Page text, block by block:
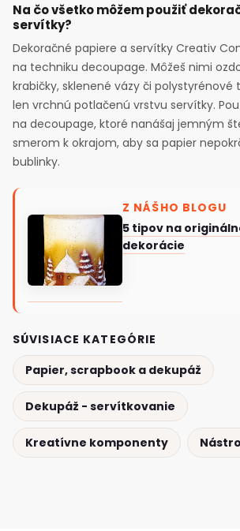
Na čo všetko môžem použiť
servítky?
Dekoračné papiere a servítky Creativ
na techniku decoupage. Môžeš nimi
krabičky, sklenené vázy či polystyrénové
len vrchnú potlačenú vrstvu servítky.
na decoupage, ktoré nanášaj jemným
smerom k okrajom, aby sa papier
bublinky.
Z NÁŠHO BLOGU
5 tipov na
dekorácie
SÚVISIACE KATEGÓRIE
Papier, scrapbook a dekupáž
Dekupáž - servítkovanie
Kreatívne komponenty